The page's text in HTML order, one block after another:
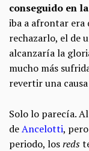
conseguido en
iba a afrontar era
rechazarlo, el de
alcanzaría la
mucho más
revertir una
Solo lo parecía.
deAncelotti,
periodo, losreds